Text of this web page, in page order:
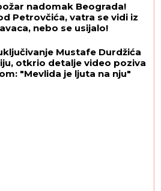
nadomak Beograda!
Petrovčića, vatra se vidi iz
nebo se usijalo!
Mustafe Durdžića
otkrio detalje video poziva
"Mevlida je ljuta na nju"